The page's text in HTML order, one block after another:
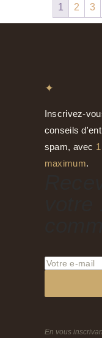
1 2 3
✦
Inscrivez-
conseils
spam, avec
maximum.
En vous